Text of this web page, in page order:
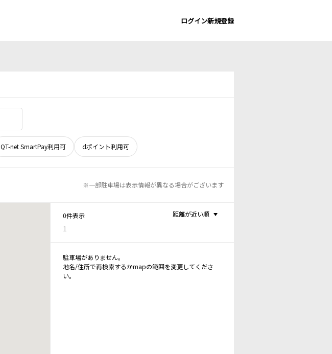
ログイン新規登録
QT-net SmartPay利用可 dポイント利用可
※一部駐車場は表示情報が異なる場合がございます
0件表示
1
距離が近い順
駐車場がありません。
地名/住所で再検索するかmapの範囲を変更してくださ
い。